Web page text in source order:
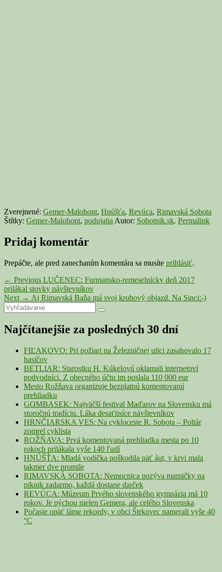
Zverejnené: Gemer-Malohont, Hnúšťa, Revúca, Rimavská Sobota
Štítky: Gemer-Malohont, podujatia Autor: Sobotnik.sk. Permalink
Pridaj komentár
Prepáčte, ale pred zanechaním komentára sa musíte prihlásiť.
Navigácia
v
článku
← Previous Previous
post:
LUČENEC: Furmansko-remeselnícky deň 2017
prilákal stovky návštevníkov
Next → Next
post:
Aj Rimavská Baňa má svoj kruhový objazd. Na Sinci:-)
Primary
Sidebar
Widget
Area
Search
for:
Search
Najčítanejšie za posledných 30 dní
FIĽAKOVO: Pri požiari na Železničnej ulici zasahovalo 17
hasičov
BETLIAR: Starostku H. Kúkelovú oklamali internetoví
podvodníci. Z obecného účtu im poslala 110 000 eur
Mesto Rožňava organizuje bezplatnú komentovanú
prehliadku
GOMBASEK: Najväčší festival Maďarov na Slovensku má
storočnú tradíciu. Láka desaťtisíce návštevníkov
HRNČIARSKA VES: Na cykloceste R. Sobota – Poltár
zomrel cyklista
ROŽŇAVA: Prvá komentovaná prehliadka mesta po 10
rokoch prilákala vyše 140 ľudí
HNÚŠŤA: Mladá vodička poškodila päť áut, v krvi mala
takmer dve promile
RIMAVSKÁ SOBOTA: Nemocnica pozýva mamičky na
piknik zadarmo, každá dostane darček
REVÚCA: Múzeum Prvého slovenského gymnázia má 10
rokov. Je pýchou nielen Gemera, ale celého Slovenska
Počasie opäť láme rekordy, v obci Štrkovec namerali vyše 40
°C